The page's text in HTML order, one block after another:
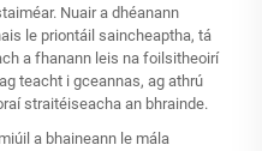
Nuair a dhéanann
le priontáil saincheaptha, tá
a fhanann leis na foilsitheoirí
teacht i gceannas, ag athrú
straitéiseacha an bhrainde.
a bhaineann le mála